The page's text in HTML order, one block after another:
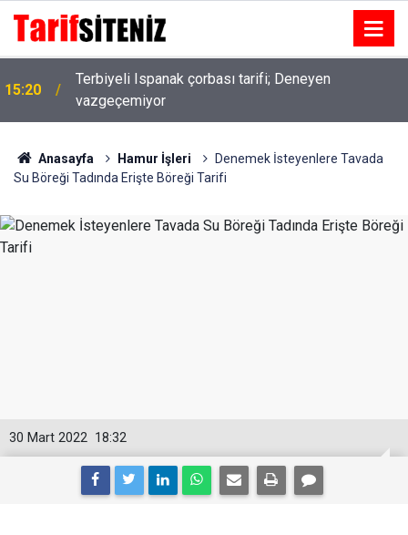
15:20
Terbiyeli Ispanak çorbası tarifi; Deneyen
vazgeçemiyor
Anasayfa Hamur İşleri
Denemek İsteyenlere Tavada
Su Böreği Tadında Erişte Böreği Tarifi
18:32
30 Mart 2022